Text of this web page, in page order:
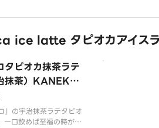
です。
ice latte タピオカアイス
タピオカ抹茶ラテ
抹茶）KANEKO
Latte
」の宇治抹茶ラテタピオ
一口飲めば至福の時が訪